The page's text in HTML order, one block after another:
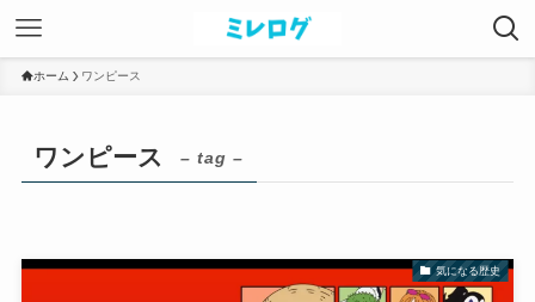
ホーム ワンピース
ワンピース – tag –
気になる歴史